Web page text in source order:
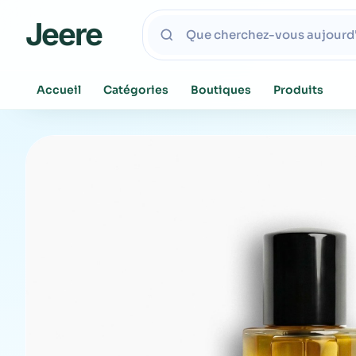
Jeere
Accueil Catégories Boutiques Produits